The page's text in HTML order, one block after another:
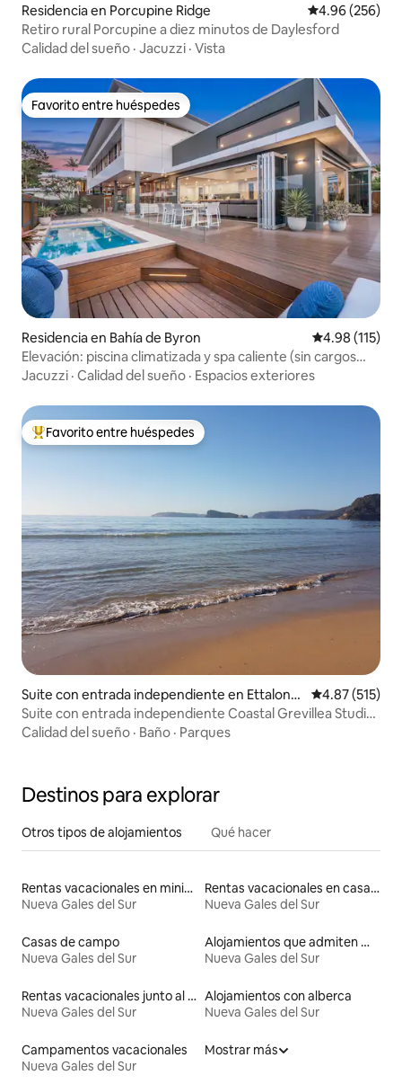
Residencia en Porcupine Ridge Calificación
4.96 (256)
Retiro rural Porcupine a diez minutos de Daylesford
Calidad del sueño · Jacuzzi · Vista
Favorito entre huéspedes
Favorito entre huéspedes
Residencia en Bahía de Byron Calificación
4.98 (115)
Elevación: piscina climatizada y spa caliente (sin cargos
adicionales)
Jacuzzi · Calidad del sueño · Espacios exteriores
De los mejores en Favorito entre huéspedes
Favorito entre huéspedes
Suite con entrada independiente en Ettalong
Beach
Calificación
4.87 (515)
Suite con entrada independiente Coastal Grevillea Studio
Retreat
Calidad del sueño · Baño · Parques
Destinos para explorar
Otros tipos de alojamientos Qué hacer
Rentas vacacionales en minicasas
Nueva Gales del Sur
Rentas vacacionales en casas con inodoro de altura accesible
Nueva Gales del Sur
Casas de campo
Nueva Gales del Sur
Alojamientos que admiten mascotas
Nueva Gales del Sur
Rentas vacacionales junto al agua
Nueva Gales del Sur
Alojamientos con alberca
Nueva Gales del Sur
Campamentos vacacionales
Nueva Gales del Sur
Mostrar más